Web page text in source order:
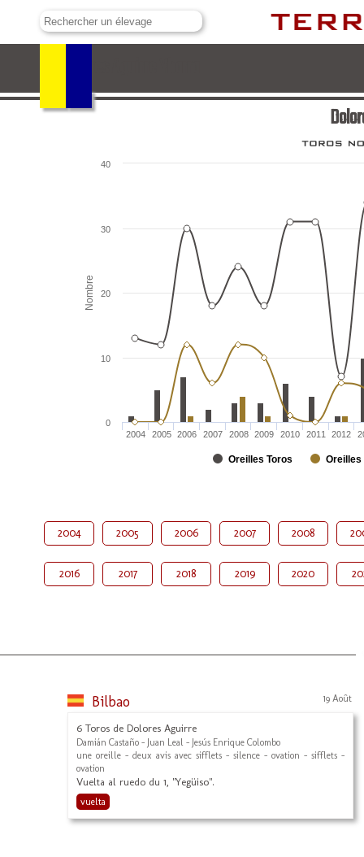
Nombre
Oreilles Toros Oreilles
2004 2005 2006 2007 2008 2009 2010 2011 2012
0
10
20
30
40
2004 2005 2006 2007 2008
2016 2017 2018 2019 2020
Bilbao 19 Août
6 Toros de Dolores Aguirre
Damián Castaño - Juan Leal - Jesús Enrique Colombo
une oreille - deux avis avec sifflets - silence - ovation - sifflets -
ovation
Vuelta al ruedo du 1, "Yegüiso".
vuelta